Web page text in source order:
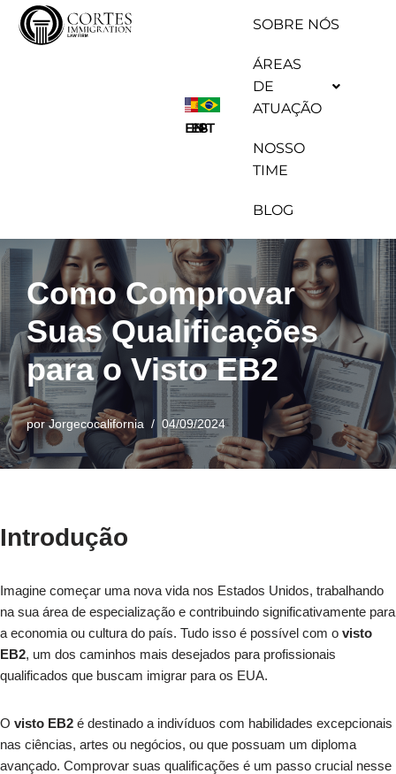
Pular
SOBRE NÓS
ÁREAS
DE
ATUAÇÃO
NOSSO
TIME
BLOG
EN
ESPT
Como Comprovar
Suas Qualificações
para o Visto EB2
porJorgecocalifornia 04/09/2024
Introdução
Imagine começar uma nova vida nos Estados Unidos, trabalhando
na sua área de especialização e contribuindo significativamente para
a economia ou cultura do país. Tudo isso é possível com o visto
EB2, um dos caminhos mais desejados para profissionais
qualificados que buscam imigrar para os EUA.
O visto EB2 é destinado a indivíduos com habilidades excepcionais
nas ciências, artes ou negócios, ou que possuam um diploma
avançado. Comprovar suas qualificações é um passo crucial nesse